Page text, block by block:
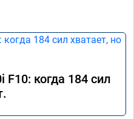
когда 184 сил